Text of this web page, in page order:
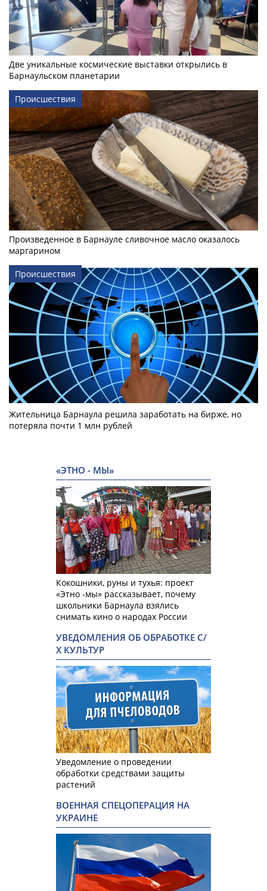
Две уникальные космические выставки открылись в
Барнаульском планетарии
Происшествия
Произведенное в Барнауле сливочное масло оказалось
маргарином
Происшествия
Жительница Барнаула решила заработать на бирже, но
потеряла почти 1 млн рублей
«ЭТНО - МЫ»
Кокошники, руны и тухья: проект
«Этно -мы» рассказывает, почему
школьники Барнаула взялись
снимать кино о народах России
УВЕДОМЛЕНИЯ ОБ ОБРАБОТКЕ С/
Х КУЛЬТУР
Уведомление о проведении
обработки средствами защиты
растений
ВОЕННАЯ СПЕЦОПЕРАЦИЯ НА
УКРАИНЕ